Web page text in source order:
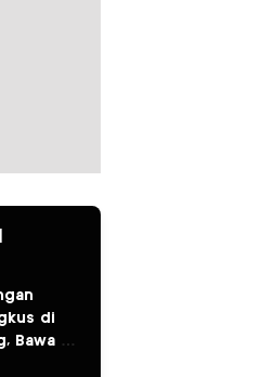
di
Bawa 3